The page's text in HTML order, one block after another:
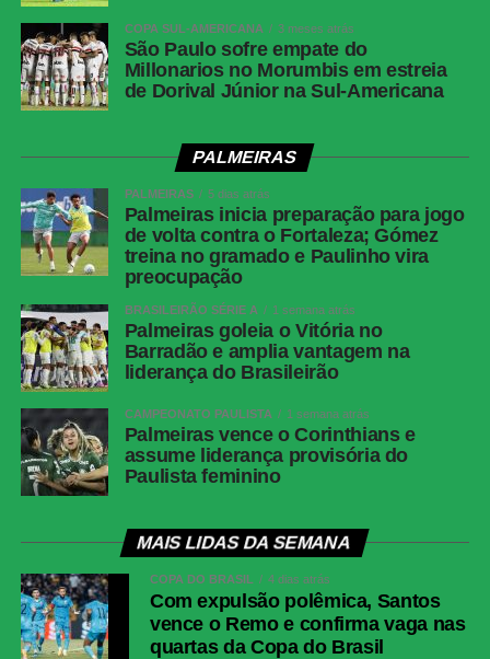
COPA SUL-AMERICANA 3 meses atrás
São Paulo sofre empate do
Millonarios no Morumbis em estreia
de Dorival Júnior na Sul-Americana
PALMEIRAS
PALMEIRAS 5 dias atrás
Palmeiras inicia preparação para jogo
de volta contra o Fortaleza; Gómez
treina no gramado e Paulinho vira
preocupação
BRASILEIRÃO SÉRIE A 1 semana atrás
Palmeiras goleia o Vitória no
Barradão e amplia vantagem na
liderança do Brasileirão
CAMPEONATO PAULISTA 1 semana atrás
Palmeiras vence o Corinthians e
assume liderança provisória do
Paulista feminino
MAIS LIDAS DA SEMANA
COPA DO BRASIL 4 dias atrás
Com expulsão polêmica, Santos
vence o Remo e confirma vaga nas
quartas da Copa do Brasil